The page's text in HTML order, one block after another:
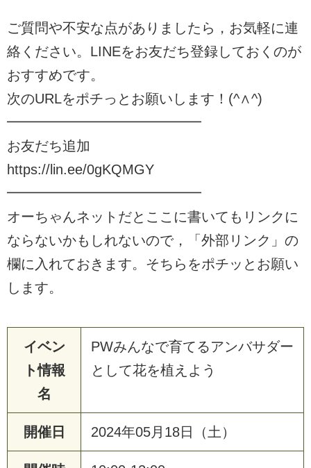
ご質問や不安な点がありましたら，お気軽に連
絡ください。LINEをお友だち登録しておくのが
おすすめです。
次のURLをポチっとお願いします！(^∧^)
━━━━━━━━━━━━━━
お友だち追加
https://lin.ee/0gKQMGY
━━━━━━━━━━━━━━
オーちゃんネットだとここに書いてもリンクに
ならないかもしれないので，「外部リンク」の
欄に入れておきます。そちらをポチッとお願い
します。
イベン
ト情報
名
PWみんなで育てるアンバサダー
として花を植えよう
開催日 2024年05月18日（土）